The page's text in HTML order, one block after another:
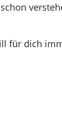
für dich